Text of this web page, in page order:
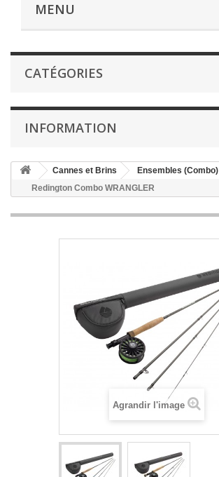
MENU
CATÉGORIES
INFORMATION
Cannes et Brins Ensembles (Combo)
Redington Combo WRANGLER
Agrandir l'image